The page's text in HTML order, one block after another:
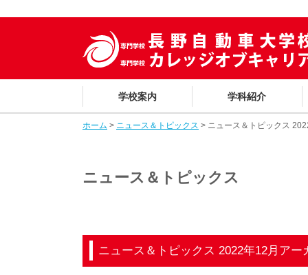
学校案内 学科紹介
ホーム > ニュース＆トピックス > ニュース＆トピックス
ニュース＆トピックス
ニュース＆トピックス 2022年12月アー